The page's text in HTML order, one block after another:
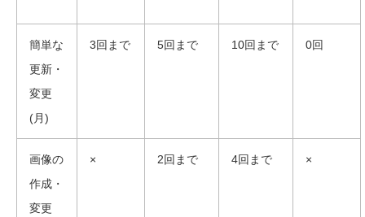
簡単な
更新・
変更
(月)
3回まで 5回まで 10回まで 0回
画像の
作成・
変更
× 2回まで 4回まで ×